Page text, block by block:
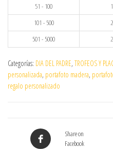
51 - 100
101 - 500
501 - 5000
Categorías: DIA DEL PADRE, TROFEOS Y
personalizada, portafoto madera,
regalo personalizado
Share on
Facebook